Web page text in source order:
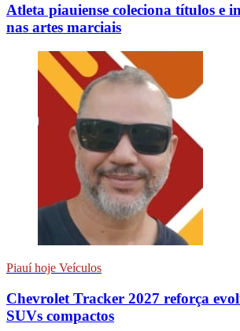
Atleta piauiense coleciona títulos e
nas artes marciais
Piauí hoje Veículos
Chevrolet Tracker 2027 reforça
SUVs compactos